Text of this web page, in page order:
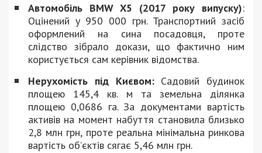
Автомобіль BMW X5 (2017 року випуску):
Оцінений у 950 000 грн. Транспортний засіб
оформлений на сина посадовця, проте
слідство зібрало докази, що фактично ним
користується сам керівник відомства.
Нерухомість під Києвом:Садовий будинок
площею 145,4 кв. м та земельна ділянка
площею 0,0686 га. За документами вартість
активів на момент набуття становила близько
2,8 млн грн, проте реальна мінімальна ринкова
вартість об’єктів сягає 5,46 млн грн.